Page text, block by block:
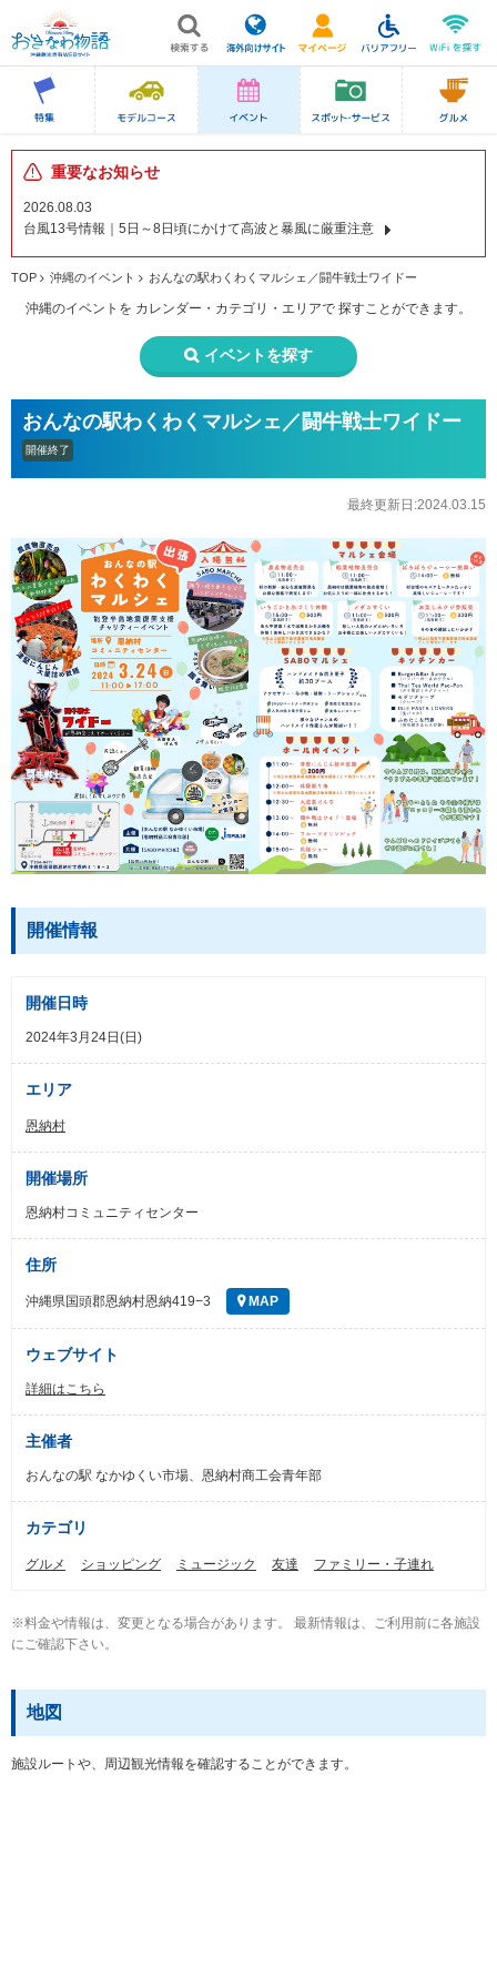
重要なお知らせ
2026.08.03
台風13号情報｜5日～8日頃にかけて高波と暴風に厳重注意
TOP 沖縄のイベント おんなの駅わくわくマルシェ／闘牛戦士ワイドー
沖縄のイベントを カレンダー・カテゴリ・エリアで 探すことができます。
イベントを探す
おんなの駅わくわくマルシェ／闘牛戦士ワイドー
開催終了
最終更新日:2024.03.15
開催情報
開催日時
2024年3月24日(日)
エリア
恩納村
開催場所
恩納村コミュニティセンター
住所
沖縄県国頭郡恩納村恩納419−3 MAP
ウェブサイト
詳細はこちら
主催者
おんなの駅 なかゆくい市場、恩納村商工会青年部
カテゴリ
グルメ ショッピング ミュージック 友達 ファミリー・子連れ
※料金や情報は、変更となる場合があります。 最新情報は、ご利用前に各施設
にご確認下さい。
地図
施設ルートや、周辺観光情報を確認することができます。